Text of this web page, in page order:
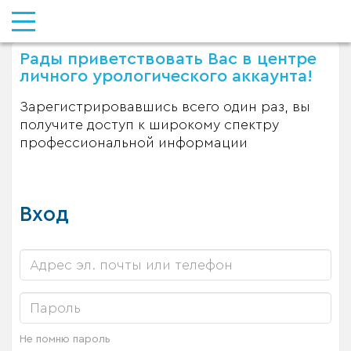
Рады приветствовать Вас в центре
личного урологического аккаунта!
Зарегистрировавшись всего один раз, вы
получите доступ к широкому спектру
профессиональной информации
Вход
Не помню пароль